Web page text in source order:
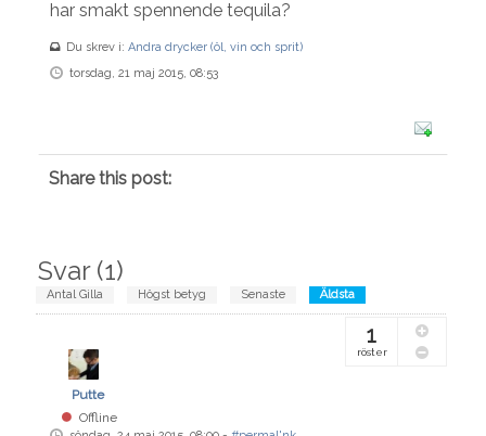
har smakt spennende tequila?
Du skrev i: Andra drycker (öl, vin och sprit)
torsdag, 21 maj 2015, 08:53
Share this post:
Svar (1)
Antal Gilla Högst betyg Senaste Äldsta
Putte
Offline
1
röster